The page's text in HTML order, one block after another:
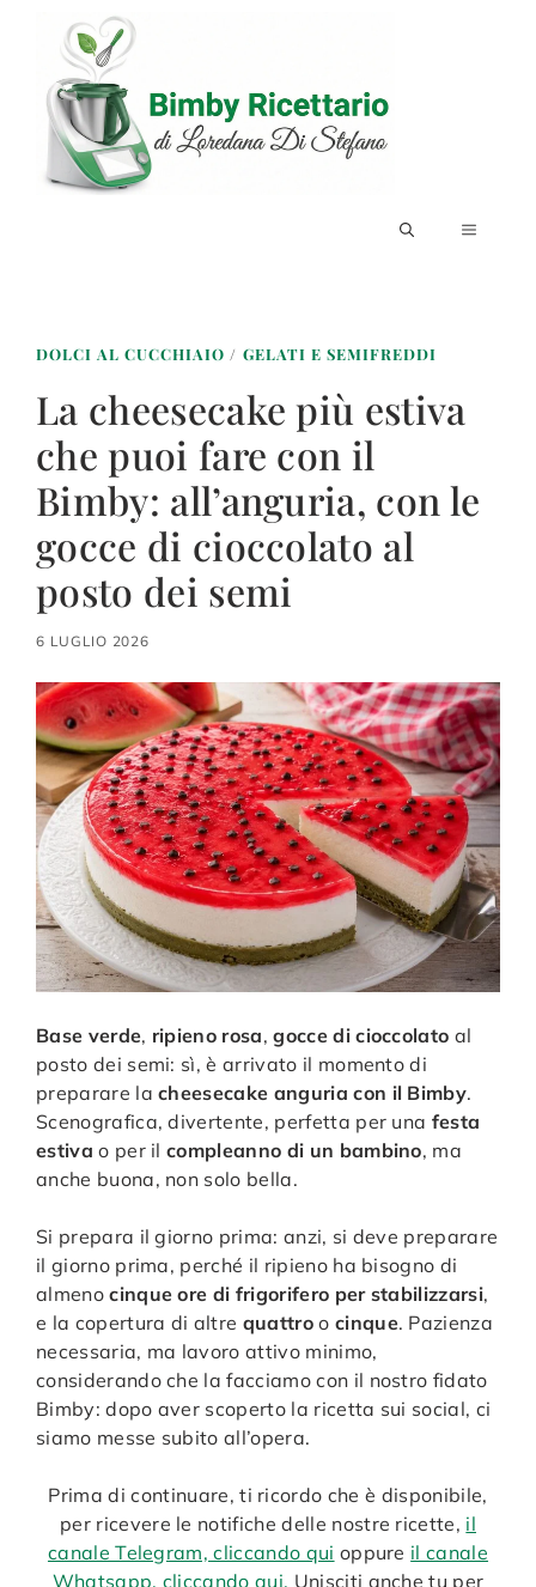
contenuto
MENU
DOLCI AL CUCCHIAIO / GELATI E SEMIFREDDI
La cheesecake più estiva
che puoi fare con il
Bimby: all’anguria, con le
gocce di cioccolato al
posto dei semi
6 LUGLIO 2026
Base verde, ripieno rosa,gocce di cioccolato al
posto dei semi: sì, è arrivato il momento di
preparare lacheesecake anguria con il Bimby.
Scenografica, divertente, perfetta per una festa
estiva o per ilcompleanno di un bambino, ma
anche buona, non solo bella.
Si prepara il giorno prima: anzi, si deve preparare
il giorno prima, perché il ripieno ha bisogno di
almenocinque ore di frigorifero per stabilizzarsi,
e la copertura di altre quattroo cinque. Pazienza
necessaria, ma lavoro attivo minimo,
considerando che la facciamo con il nostro fidato
Bimby: dopo aver scoperto la ricetta sui social, ci
siamo messe subito all’opera.
Prima di continuare, ti ricordo che è disponibile,
per ricevere le notifiche delle nostre ricette, il
canale Telegram, cliccando qui oppure il canale
Whatsapp, cliccando qui. Unisciti anche tu per